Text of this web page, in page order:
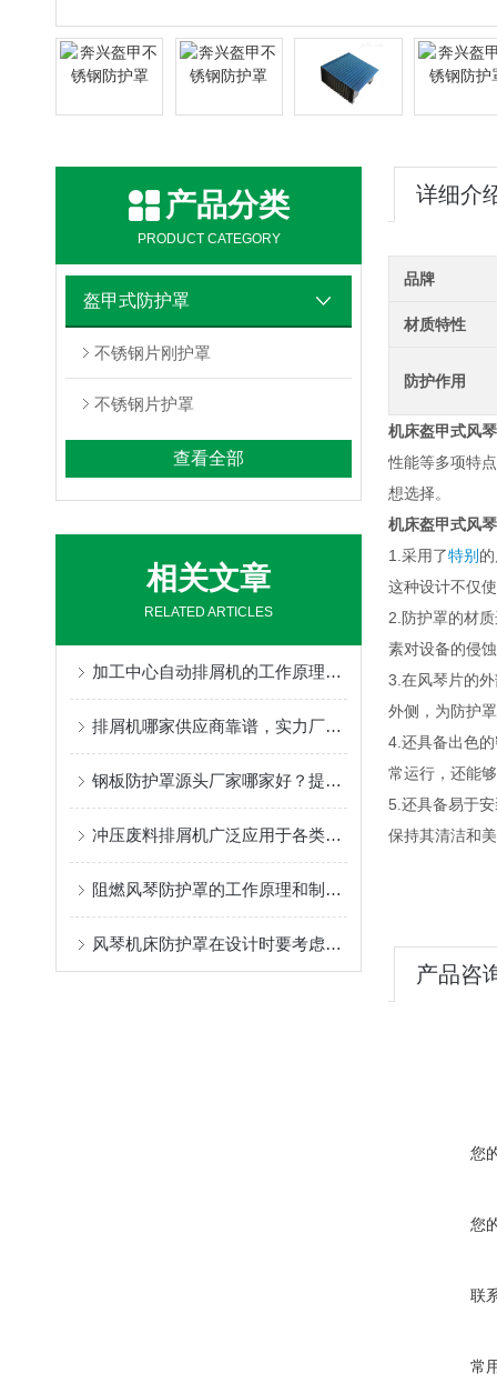
产品分类
PRODUCT CATEGORY
盔甲式防护罩
不锈钢片刚护罩
不锈钢片护罩
查看全部
相关文章
RELATED ARTICLES
加工中心自动排屑机的工作原理及优势体现
排屑机哪家供应商靠谱，实力厂家为你推荐
钢板防护罩源头厂家哪家好？提供定制维修服务。
冲压废料排屑机广泛应用于各类数控机床加工中心
阻燃风琴防护罩的工作原理和制作方法为你介绍
风琴机床防护罩在设计时要考虑哪些因素？
详细介
品牌
材质特性
防护作用
机床盔甲式风
性能等多项特
想选择。
机床盔甲式风
1.采用了特别
这种设计不仅
2.防护罩的材
素对设备的侵
3.在风琴片的
外侧，为防护
4.还具备出色
常运行，还能
5.还具备易于
保持其清洁和
产品咨
您
您
联
常